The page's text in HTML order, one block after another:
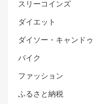
スリーコインズ
ダイエット
ダイソー・キャンドゥ
バイク
ファッション
ふるさと納税